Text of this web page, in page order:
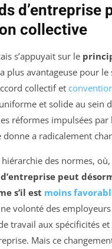
d’entreprise
collective
s’appuyait sur le
plus avantageuse pour le
collectif et
et solide au sein
réformes impulsées par
a radicalement
des normes, où,
d’entreprise peut
s’il est moins
volonté des
travail aux spécificités et
Mais ce